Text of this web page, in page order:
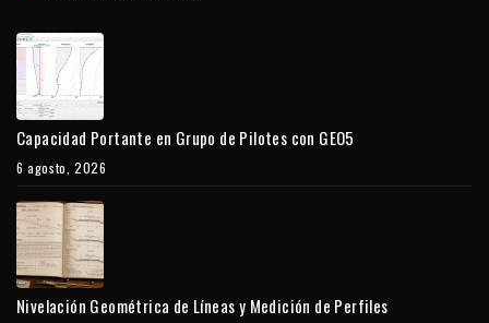
Capacidad Portante en Grupo de Pilotes con GEO5
6 agosto, 2026
Nivelación Geométrica de Líneas y Medición de Perfiles